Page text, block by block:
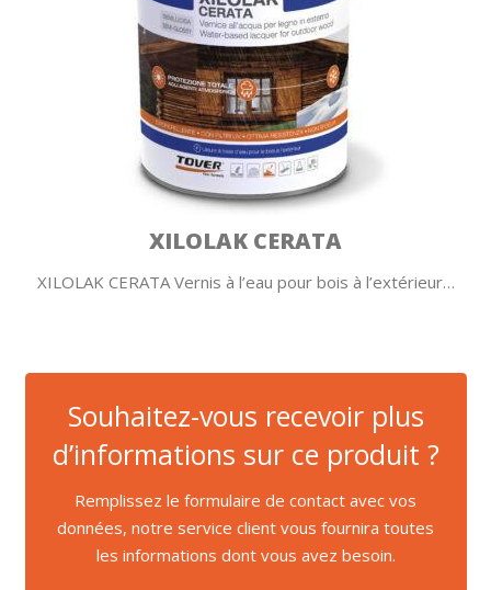
XILOLAK CERATA
XILOLAK CERATA Vernis à l’eau pour bois à l’extérieur…
Souhaitez-vous recevoir plus
d’informations sur ce produit ?
Remplissez le formulaire de contact avec vos
données, notre service client vous fournira toutes
les informations dont vous avez besoin.